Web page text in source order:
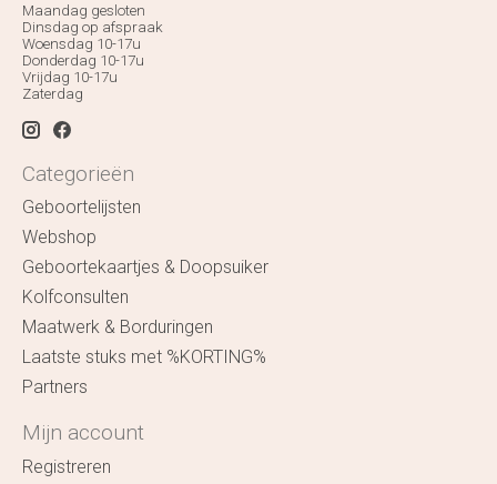
Maandag gesloten
Dinsdag op afspraak
Woensdag 10-17u
Donderdag 10-17u
Vrijdag 10-17u
Zaterdag
Categorieën
Geboortelijsten
Webshop
Geboortekaartjes & Doopsuiker
Kolfconsulten
Maatwerk & Borduringen
Laatste stuks met %KORTING%
Partners
Mijn account
Registreren